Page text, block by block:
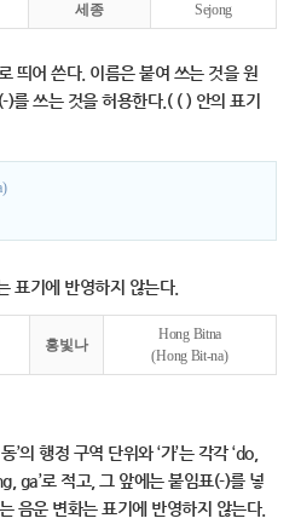
세종 Sejong
띄어 쓴다. 이름은 붙여 쓰는 것을 원
를 쓰는 것을 허용한다.( ( ) 안의 표기
표기에 반영하지 않는다.
홍빛나
Hong Bitna
(Hong Bit-na)
’의 행정 구역 단위와 ‘가’는 각각 ‘do,
ga’로 적고, 그 앞에는 붙임표(-)를 넣
음운 변화는 표기에 반영하지 않는다.